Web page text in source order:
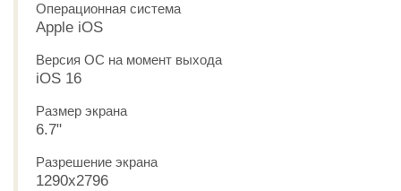
Операционная система
Apple iOS
Версия ОС на момент выхода
iOS 16
Размер экрана
6.7"
Разрешение экрана
1290x2796